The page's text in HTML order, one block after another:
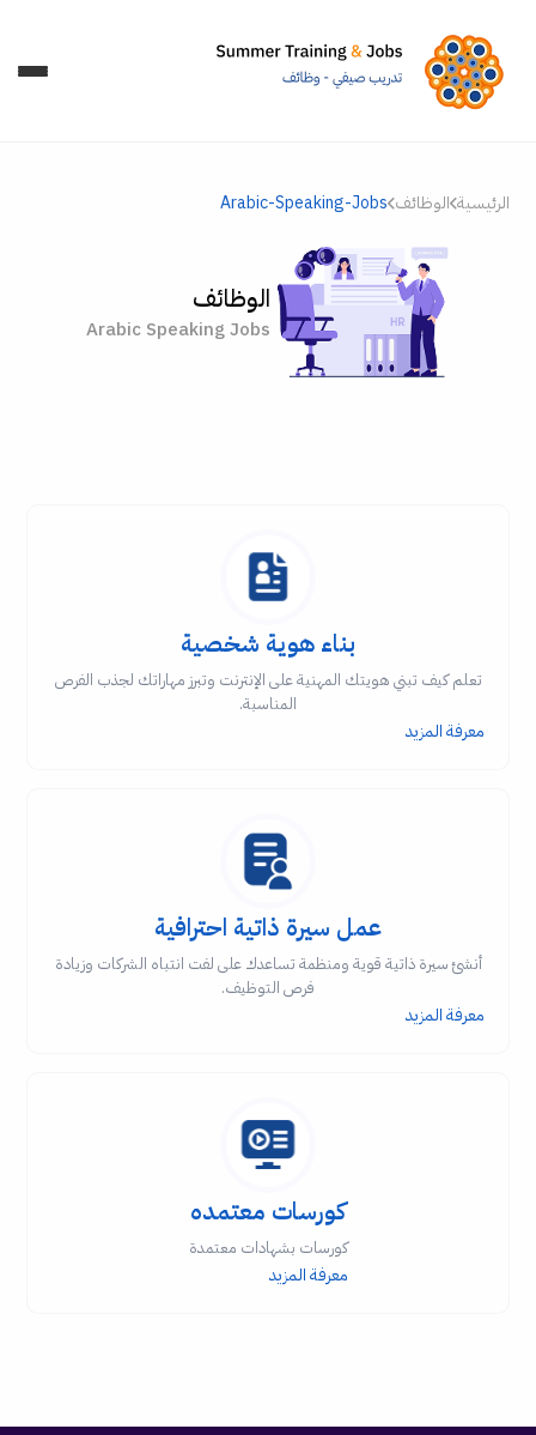
الرئيسية الوظائف Arabic-Speaking-Jobs
الوظائف
Arabic Speaking Jobs
بناء هوية شخصية
تعلم كيف تبني هويتك المهنية على الإنترنت وتبرز مهاراتك لجذب الفرص
المناسبة.
معرفة المزيد
عمل سيرة ذاتية احترافية
أنشئ سيرة ذاتية قوية ومنظمة تساعدك على لفت انتباه الشركات وزيادة
فرص التوظيف.
معرفة المزيد
كورسات معتمده
كورسات بشهادات معتمدة
معرفة المزيد